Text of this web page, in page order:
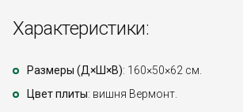
Характеристики:
Размеры (Д×Ш×В): 160×50×62 см.
Цвет плиты: вишня Вермонт.